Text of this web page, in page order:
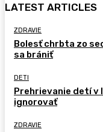
LATEST ARTICLES
ZDRAVIE
Bolesť chrbta zo
sa brániť
DETI
Prehrievanie detí v
ignorovať
ZDRAVIE